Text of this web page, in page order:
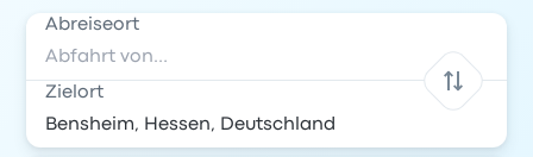
Abreiseort
Zielort